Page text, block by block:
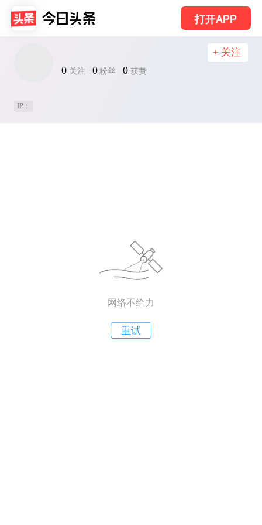
打开APP
0 关注 0 粉丝 0 获赞
+ 关注
IP：
网络不给力
重试